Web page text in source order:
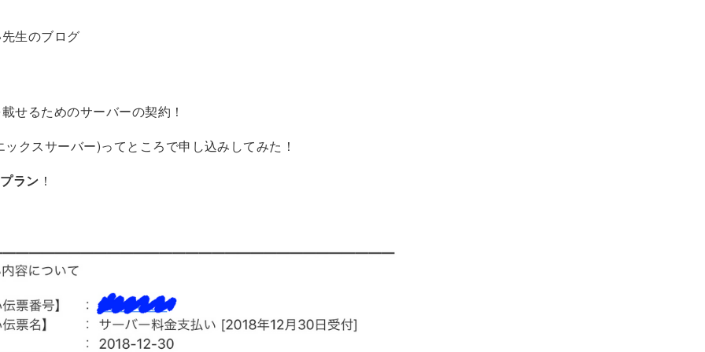
生のブログ
せるためのサーバーの契約！
クスサーバー)ってところで申し込みしてみた！
ラン ！